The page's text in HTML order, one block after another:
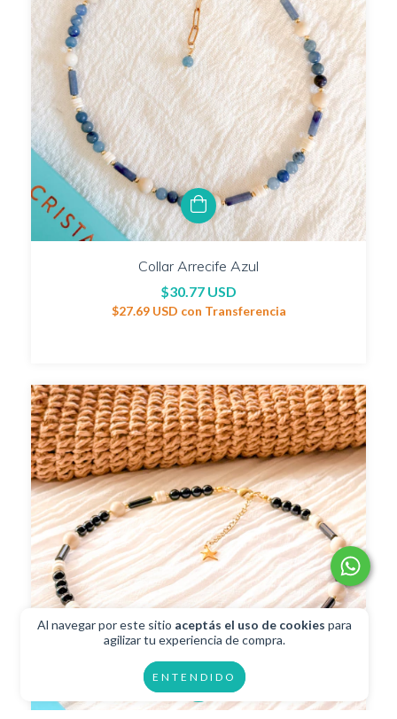
Al navegar por este sitio aceptás el uso de cookies para
agilizar tu experiencia de compra.
ENTENDIDO
Collar Arrecife Azul
$30.77 USD
$27.69 USD con Transferencia